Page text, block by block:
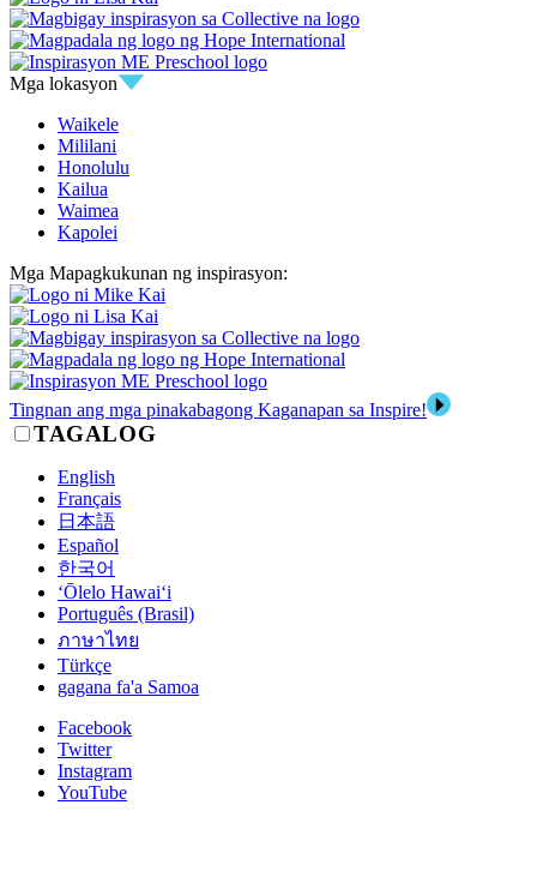
Mga lokasyon
Waikele
Mililani
Honolulu
Kailua
Waimea
Kapolei
Mga Mapagkukunan ng inspirasyon:
Tingnan ang mga pinakabagong Kaganapan sa Inspire!
TAGALOG
English
Français
日本語
Español
한국어
‘Ōlelo Hawai‘i
Português (Brasil)
ภาษาไทย
Türkçe
gagana fa'a Samoa
Facebook
Twitter
Instagram
YouTube